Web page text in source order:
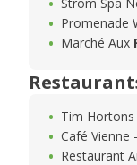
Promenade
Marché Aux
Tim Hortons
Café Vienne -
Restaurant